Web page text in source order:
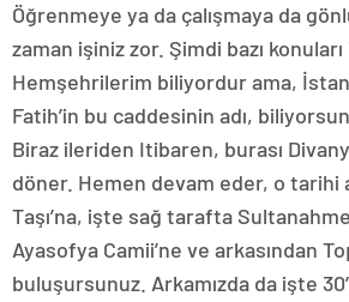
Öğrenmeye ya da çalışmaya da
zaman işiniz zor. Şimdi bazı konuları
Hemşehrilerim biliyordur ama,
Fatih’in bu caddesinin adı,
Biraz ileriden Itibaren, burası
döner. Hemen devam eder, o tarihi
Taşı’na, işte sağ tarafta
Ayasofya Camii’ne ve arkasından
buluşursunuz. Arkamızda da işte